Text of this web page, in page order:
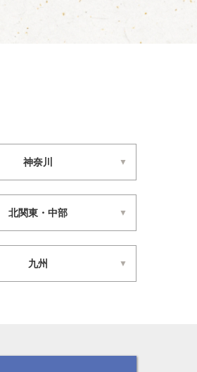
神奈川
北関東・中部
九州